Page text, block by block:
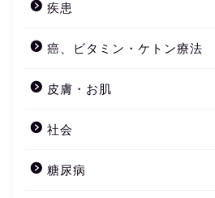
疾患
癌、ビタミン・ケトン療法
皮膚・お肌
社会
糖尿病